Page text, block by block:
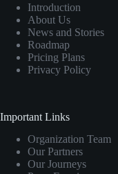
Introduction
About Us
News and Stories
Roadmap
Pricing Plans
Privacy Policy
Important Links
Organization Team
Our Partners
Our Journeys